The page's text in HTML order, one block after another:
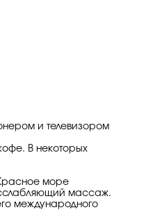
и телевизором
В некоторых
море
массаж.
международного